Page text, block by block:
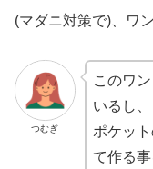
(マダニ対策で)、ワ
つむぎ
このワ
いるし、
ポケッ
て作る